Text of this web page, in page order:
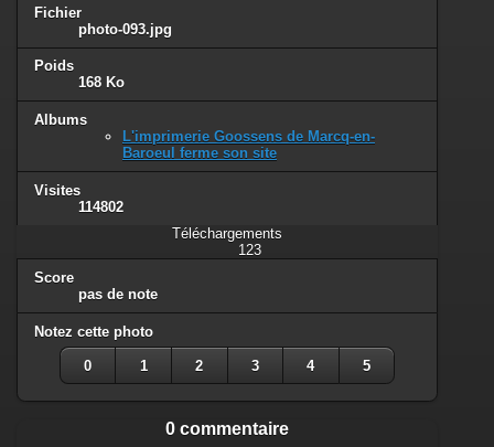
Fichier
photo-093.jpg
Poids
168 Ko
Albums
L'imprimerie Goossens de Marcq-en-
Baroeul ferme son site
Visites
114802
Téléchargements
123
Score
pas de note
Notez cette photo
0 1 2 3 4 5
0 commentaire